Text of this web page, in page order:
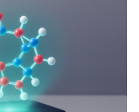
dann, wenn
Das zeigt neue
Professor of
ESMT Berlin, und
der Yale School of
kommen zu dem Schluss,